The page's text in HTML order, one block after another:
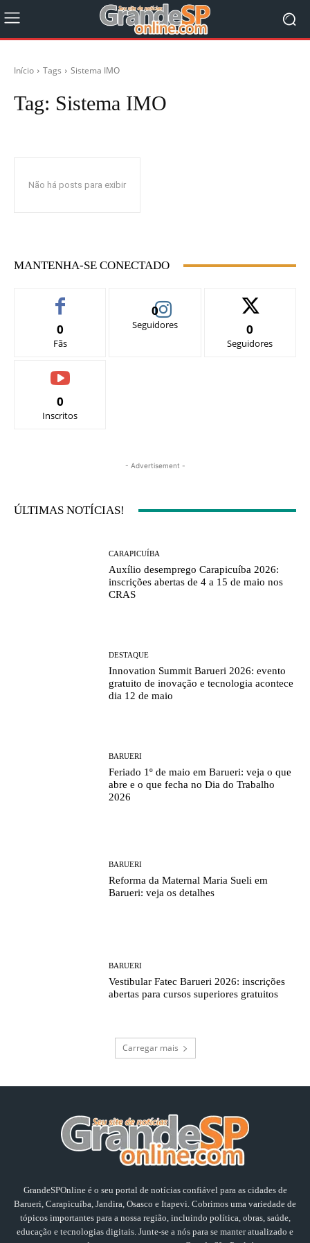
Início Tags Sistema IMO
Tag: Sistema IMO
Não há posts para exibir
MANTENHA-SE CONECTADO
0
Fãs
0
Seguidores 0
Seguidores
0
Inscritos
- Advertisement -
ÚLTIMAS NOTÍCIAS!
CARAPICUÍBA
Auxílio desemprego Carapicuíba 2026:
inscrições abertas de 4 a 15 de maio nos
CRAS
DESTAQUE
Innovation Summit Barueri 2026: evento
gratuito de inovação e tecnologia acontece
dia 12 de maio
BARUERI
Feriado 1º de maio em Barueri: veja o que
abre e o que fecha no Dia do Trabalho
2026
BARUERI
Reforma da Maternal Maria Sueli em
Barueri: veja os detalhes
BARUERI
Vestibular Fatec Barueri 2026: inscrições
abertas para cursos superiores gratuitos
Carregar mais
GrandeSPOnline é o seu portal de notícias confiável para as cidades de
Barueri, Carapicuíba, Jandira, Osasco e Itapevi. Cobrimos uma variedade de
tópicos importantes para a nossa região, incluindo política, obras, saúde,
educação e tecnologias digitais. Junte-se a nós para se manter atualizado e